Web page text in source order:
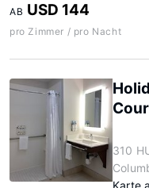
AB USD 144
pro Zimmer / pro Nacht
310
Karte